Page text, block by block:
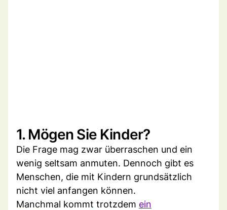
1. Mögen Sie Kinder?
Die Frage mag zwar überraschen und ein
wenig seltsam anmuten. Dennoch gibt es
Menschen, die mit Kindern grundsätzlich
nicht viel anfangen können.
Manchmal kommt trotzdem ein